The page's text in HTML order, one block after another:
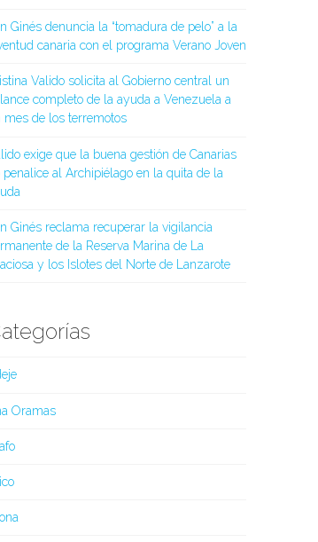
Ginés denuncia la “tomadura de pelo” a la
canaria con el programa Verano Joven
Valido solicita al Gobierno central un
completo de la ayuda a Venezuela a
mes de los terremotos
exige que la buena gestión de Canarias
penalice al Archipiélago en la quita de la
Ginés reclama recuperar la vigilancia
de la Reserva Marina de La
y los Islotes del Norte de Lanzarote
Oramas